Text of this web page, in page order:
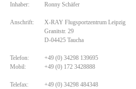
Inhaber: Ronny Schäfer
Anschrift:
X-RAY Flugsportzentrum Leipzig
Granitstr. 29
D-04425 Taucha
Telefon:
+49 (0) 34298 139695
Mobil:
+49 (0) 172 3428888
Telefax:
+49 (0) 34298 484348